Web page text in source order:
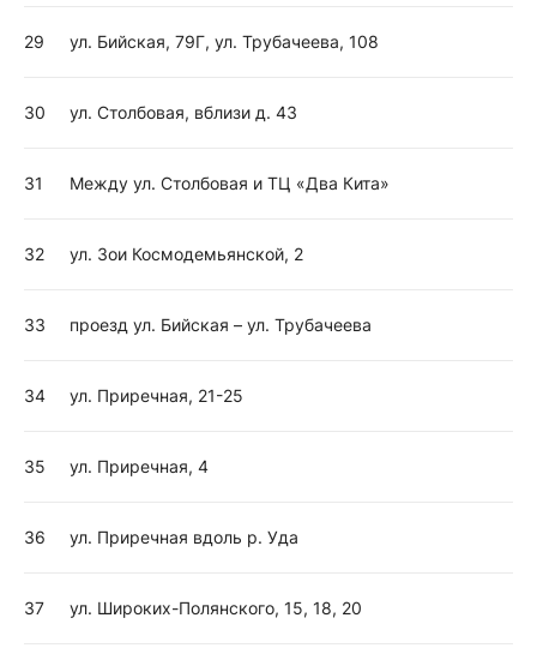
29 ул. Бийская, 79Г, ул. Трубачеева, 108
30 ул. Столбовая, вблизи д. 43
31 Между ул. Столбовая и ТЦ «Два Кита»
32 ул. Зои Космодемьянской, 2
33 проезд ул. Бийская – ул. Трубачеева
34 ул. Приречная, 21-25
35 ул. Приречная, 4
36 ул. Приречная вдоль р. Уда
37 ул. Широких-Полянского, 15, 18, 20